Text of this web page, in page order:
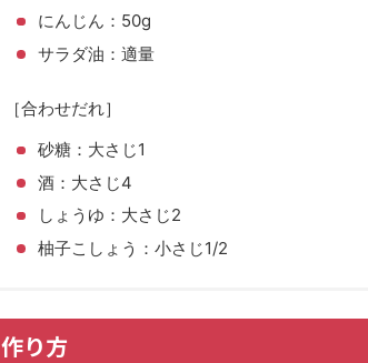
にんじん：50g
サラダ油：適量
［合わせだれ］
砂糖：大さじ1
酒：大さじ4
しょうゆ：大さじ2
柚子こしょう：小さじ1/2
作り方